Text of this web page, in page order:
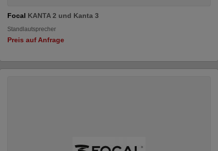
Focal KANTA 2 und Kanta 3
Standlautsprecher
Preis auf Anfrage